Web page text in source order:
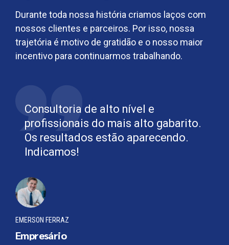
Durante toda nossa história criamos laços com
nossos clientes e parceiros. Por isso, nossa
trajetória é motivo de gratidão e o nosso maior
incentivo para continuarmos trabalhando.
Consultoria de alto nível e
profissionais do mais alto gabarito.
Os resultados estão aparecendo.
Indicamos!
EMERSON FERRAZ
Empresário